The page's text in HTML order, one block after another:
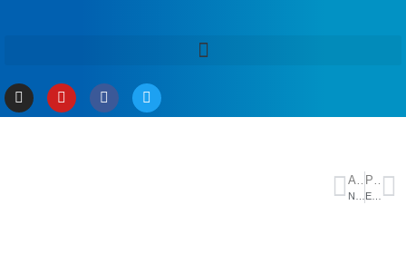
ANTERIOR PRÓXIMO
Etapa extra sugerida por Alcolumbre para tramitação da 6×1 é inédita; governo vê manobra para atrasar votação